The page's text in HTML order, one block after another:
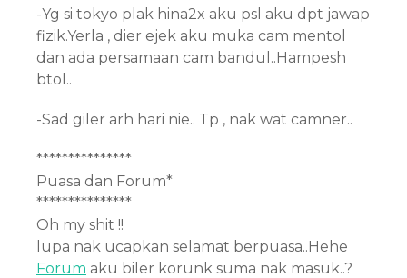
-Yg si tokyo plak hina2x aku psl aku dpt jawap
fizik.Yerla , dier ejek aku muka cam mentol
dan ada persamaan cam bandul..Hampesh
btol..
-Sad giler arh hari nie.. Tp , nak wat camner..
***************
Puasa dan Forum*
***************
Oh my shit !!
lupa nak ucapkan selamat berpuasa..Hehe
Forum aku biler korunk suma nak masuk..?